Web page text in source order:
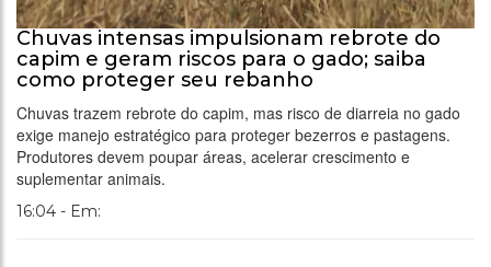
Chuvas intensas impulsionam rebrote do
capim e geram riscos para o gado; saiba
como proteger seu rebanho
Chuvas trazem rebrote do capim, mas risco de diarreia no gado
exige manejo estratégico para proteger bezerros e pastagens.
Produtores devem poupar áreas, acelerar crescimento e
suplementar animais.
16:04 - Em: